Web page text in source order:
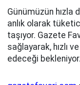
Günümüzün hızla
anlık olarak
taşıyor. Gazete
sağlayarak, hızlı
edeceği bekleniyor.